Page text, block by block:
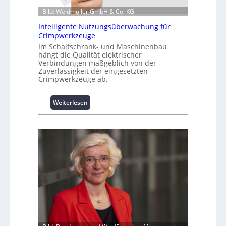
o
n
z
u
L
a
s
t
p
i
z
e
n
m
a
n
a
g
Bild: Weidmüller GmbH & Co. KG
Intelligente Nutzungsüberwachung für
Crimpwerkzeuge
Im Schaltschrank- und Maschinenbau
hängt die Qualität elektrischer
Verbindungen maßgeblich von der
Zuverlässigkeit der eingesetzten
Crimpwerkzeuge ab.
Weiterlesen:
I
t
e
l
l
i
g
e
n
t
e